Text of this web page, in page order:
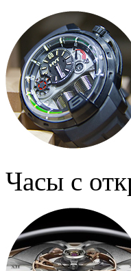
Часы с